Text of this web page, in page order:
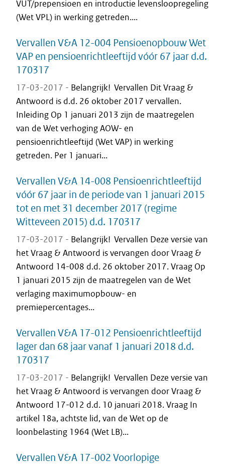
VUT/prepensioen en introductie levensloopregeling
(Wet VPL) in werking getreden....
Vervallen V&A 12-004 Pensioenopbouw Wet
VAP en pensioenrichtleeftijd vóór 67 jaar d.d.
170317
17-03-2017 - Belangrijk! Vervallen Dit Vraag &
Antwoord is d.d. 26 oktober 2017 vervallen.
Inleiding Op 1 januari 2013 zijn de maatregelen
van de Wet verhoging AOW- en
pensioenrichtleeftijd (Wet VAP) in werking
getreden. Per 1 januari...
Vervallen V&A 14-008 Pensioenrichtleeftijd
vóór 67 jaar in de periode van 1 januari 2015
tot en met 31 december 2017 (regime
Witteveen 2015) d.d. 170317
17-03-2017 - Belangrijk! Vervallen Deze versie van
het Vraag & Antwoord is vervangen door Vraag &
Antwoord 14-008 d.d. 26 oktober 2017. Vraag Op
1 januari 2015 zijn de maatregelen van de Wet
verlaging maximumopbouw- en
premiepercentages...
Vervallen V&A 17-012 Pensioenrichtleeftijd
lager dan 68 jaar vanaf 1 januari 2018 d.d.
170317
17-03-2017 - Belangrijk! Vervallen Deze versie van
het Vraag & Antwoord is vervangen door Vraag &
Antwoord 17-012 d.d. 10 januari 2018. Vraag In
artikel 18a, achtste lid, van de Wet op de
loonbelasting 1964 (Wet LB)...
Vervallen V&A 17-002 Voorlopige